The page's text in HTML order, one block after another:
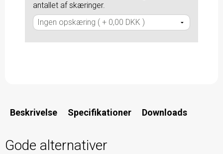
antallet af skæringer.
Beskrivelse Specifikationer Downloads
Gode alternativer